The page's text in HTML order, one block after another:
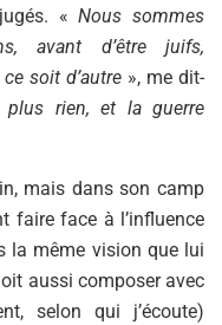
«Nous sommes
avant d’être juifs,
soit d’autre », me dit-
plus rien, et la guerre
mais dans son camp
faire face à l’influence
la même vision que lui
aussi composer avec
selon qui j’écoute)